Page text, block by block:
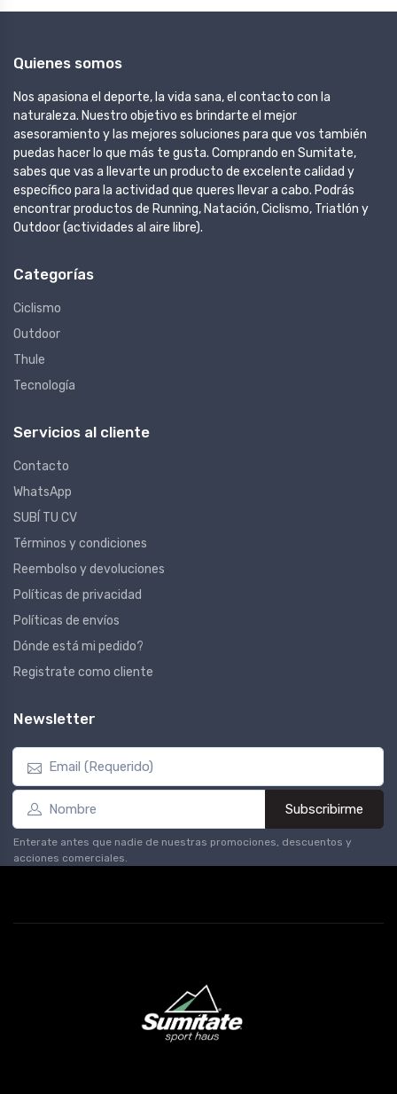
Quienes somos
Nos apasiona el deporte, la vida sana, el contacto con la
naturaleza. Nuestro objetivo es brindarte el mejor
asesoramiento y las mejores soluciones para que vos también
puedas hacer lo que más te gusta. Comprando en Sumitate,
sabes que vas a llevarte un producto de excelente calidad y
específico para la actividad que queres llevar a cabo. Podrás
encontrar productos de Running, Natación, Ciclismo, Triatlón y
Outdoor (actividades al aire libre).
Categorías
Ciclismo
Outdoor
Thule
Tecnología
Servicios al cliente
Contacto
WhatsApp
SUBÍ TU CV
Términos y condiciones
Reembolso y devoluciones
Políticas de privacidad
Políticas de envíos
Dónde está mi pedido?
Registrate como cliente
Newsletter
Subscribirme
Enterate antes que nadie de nuestras promociones, descuentos y
acciones comerciales.